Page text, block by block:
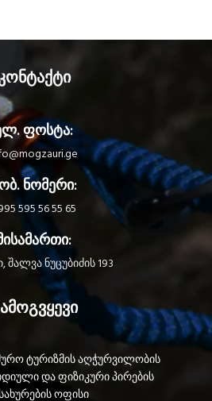
ფოსტა:
ნომერი:
595 56 55 65
ნუცუბიძის 193
ტურიზმის აღჭურვილობის
და ფიზიკური პირების
ოფისი